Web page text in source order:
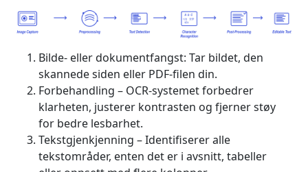
Bilde- eller dokumentfangst: Tar bildet, den
skannede siden eller PDF-filen din.
Forbehandling – OCR-systemet forbedrer
klarheten, justerer kontrasten og fjerner støy
for bedre lesbarhet.
Tekstgjenkjenning – Identifiserer alle
tekstområder, enten det er i avsnitt, tabeller